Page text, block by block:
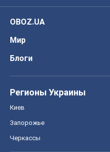
OBOZ.UA
Мир
Блоги
Регионы Украины
Киев
Запорожье
Черкассы